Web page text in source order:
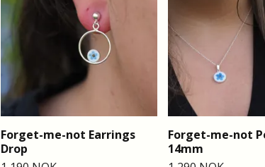
Forget-me-not Earrings
Drop
Forget-me-not
14mm